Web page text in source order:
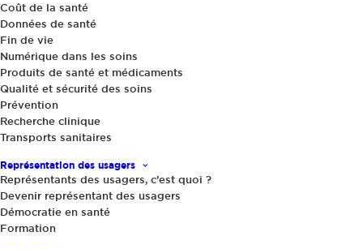
Coût de la santé
Données de santé
Fin de vie
Numérique dans les soins
Produits de santé et médicaments
Qualité et sécurité des soins
Prévention
Recherche clinique
Transports sanitaires
Représentation des usagers
Représentants des usagers, c’est quoi ?
Devenir représentant des usagers
Démocratie en santé
Formation
16 avril 2020
COVID-19 et essais cliniques : usagers,
patients, malades, ce qu’il faut savoir
Le nombre d’essais cliniques en cours